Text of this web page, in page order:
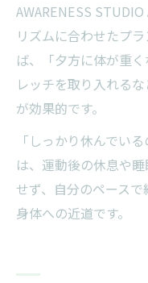
AWARENESS
リズムに合わせたプ
ば、「夕方に体が重
レッチを取り入れる
が効果的です。
「しっかり休んでい
は、運動後の休息や
せず、自分のペース
身体への近道です。